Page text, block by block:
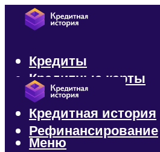
Кредиты
Кредитные карты
Микрозаймы
Кредитная история
Рефинансирование
Меню